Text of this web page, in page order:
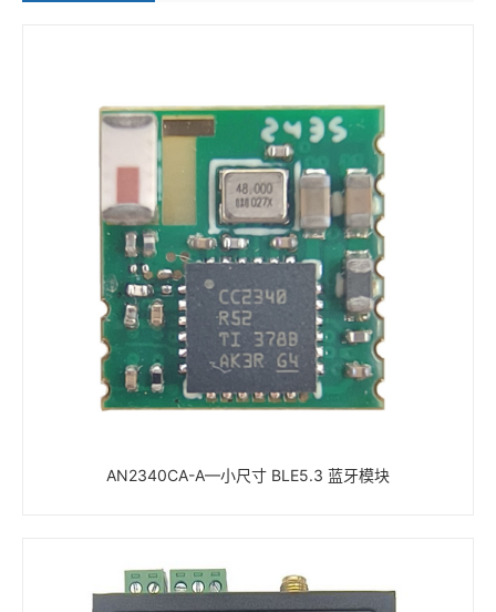
AN2340CA-A—小尺寸 BLE5.3 蓝牙模块